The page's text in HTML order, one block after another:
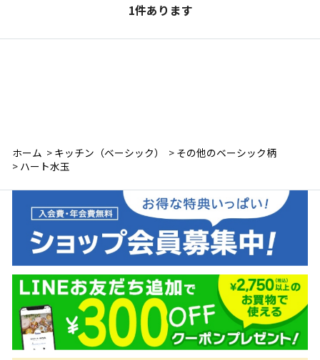
1件あります
ホーム > キッチン（ベーシック） > その他のベーシック柄
> ハート水玉